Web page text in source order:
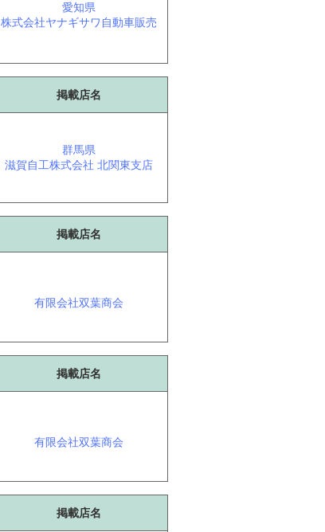
愛知県
株式会社ヤナギサワ自動車販売
掲載店名
群馬県
滋賀自工株式会社 北関東支店
掲載店名
有限会社双葉商会
掲載店名
有限会社双葉商会
掲載店名